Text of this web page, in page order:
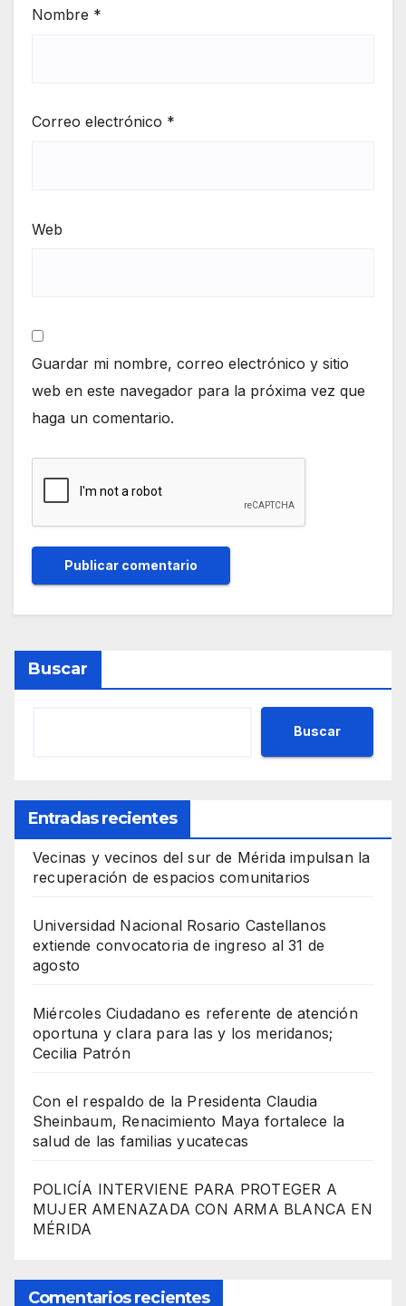
Nombre *
Correo electrónico *
Web
Guardar mi nombre, correo electrónico y sitio
web en este navegador para la próxima vez que
haga un comentario.
Buscar
Buscar
Entradas recientes
Vecinas y vecinos del sur de Mérida impulsan la
recuperación de espacios comunitarios
Universidad Nacional Rosario Castellanos
extiende convocatoria de ingreso al 31 de
agosto
Miércoles Ciudadano es referente de atención
oportuna y clara para las y los meridanos;
Cecilia Patrón
Con el respaldo de la Presidenta Claudia
Sheinbaum, Renacimiento Maya fortalece la
salud de las familias yucatecas
POLICÍA INTERVIENE PARA PROTEGER A
MUJER AMENAZADA CON ARMA BLANCA EN
MÉRIDA
Comentarios recientes